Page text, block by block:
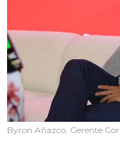
Byron Añazco, Gerente